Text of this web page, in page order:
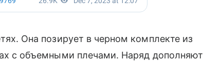
Она позирует в черном комплекте из
с объемными плечами. Наряд дополняют